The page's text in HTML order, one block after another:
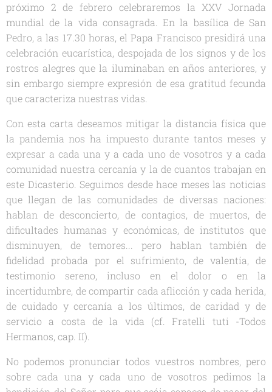
próximo 2 de febrero celebraremos la XXV Jornada
mundial de la vida consagrada. En la basílica de San
Pedro, a las 17.30 horas, el Papa Francisco presidirá una
celebración eucarística, despojada de los signos y de los
rostros alegres que la iluminaban en años anteriores, y
sin embargo siempre expresión de esa gratitud fecunda
que caracteriza nuestras vidas.
Con esta carta deseamos mitigar la distancia física que
la pandemia nos ha impuesto durante tantos meses y
expresar a cada una y a cada uno de vosotros y a cada
comunidad nuestra cercanía y la de cuantos trabajan en
este Dicasterio. Seguimos desde hace meses las noticias
que llegan de las comunidades de diversas naciones:
hablan de desconcierto, de contagios, de muertos, de
dificultades humanas y económicas, de institutos que
disminuyen, de temores... pero hablan también de
fidelidad probada por el sufrimiento, de valentía, de
testimonio sereno, incluso en el dolor o en la
incertidumbre, de compartir cada aflicción y cada herida,
de cuidado y cercanía a los últimos, de caridad y de
servicio a costa de la vida (cf.Fratelli tuti -Todos
Hermanos, cap. II).
No podemos pronunciar todos vuestros nombres, pero
sobre cada una y cada uno de vosotros pedimos la